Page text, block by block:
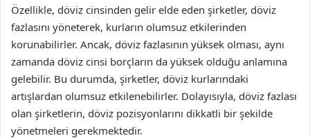
Özellikle, döviz cinsinden gelir elde eden şirketler, döviz
fazlasını yöneterek, kurların olumsuz etkilerinden
korunabilirler. Ancak, döviz fazlasının yüksek olması, aynı
zamanda döviz cinsi borçların da yüksek olduğu anlamına
gelebilir. Bu durumda, şirketler, döviz kurlarındaki
artışlardan olumsuz etkilenebilirler. Dolayısıyla, döviz fazlası
olan şirketlerin, döviz pozisyonlarını dikkatli bir şekilde
yönetmeleri gerekmektedir.